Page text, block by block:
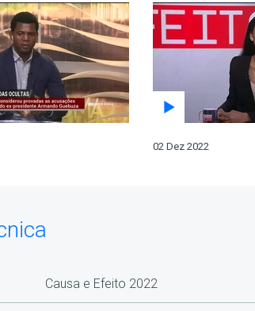
02 Dez 2022
Causa e Efeito 2022